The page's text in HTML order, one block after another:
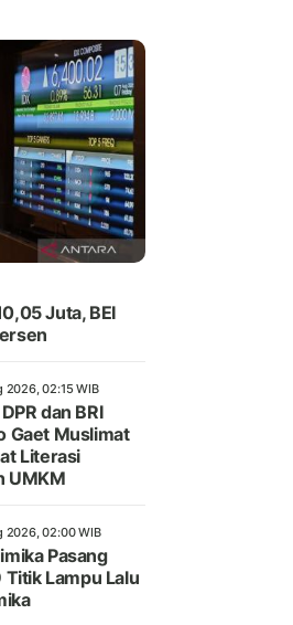
Juta, BEI
2026, 02:15 WIB
dan BRI
Gaet Muslimat
Literasi
UMKM
2026, 02:00 WIB
Pasang
Titik Lampu Lalu